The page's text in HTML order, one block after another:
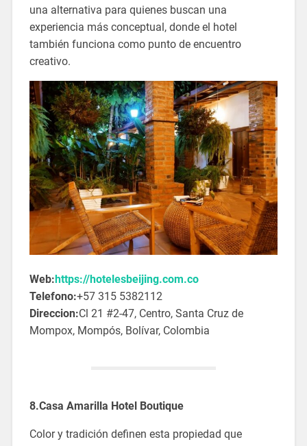
una alternativa para quienes buscan una
experiencia más conceptual, donde el hotel
también funciona como punto de encuentro
creativo.
Web:https://hotelesbeijing.com.co
Telefono:+57 315 5382112
Direccion:Cl 21 #2-47, Centro, Santa Cruz de
Mompox, Mompós, Bolívar, Colombia
8.Casa Amarilla Hotel Boutique
Color y tradición definen esta propiedad que